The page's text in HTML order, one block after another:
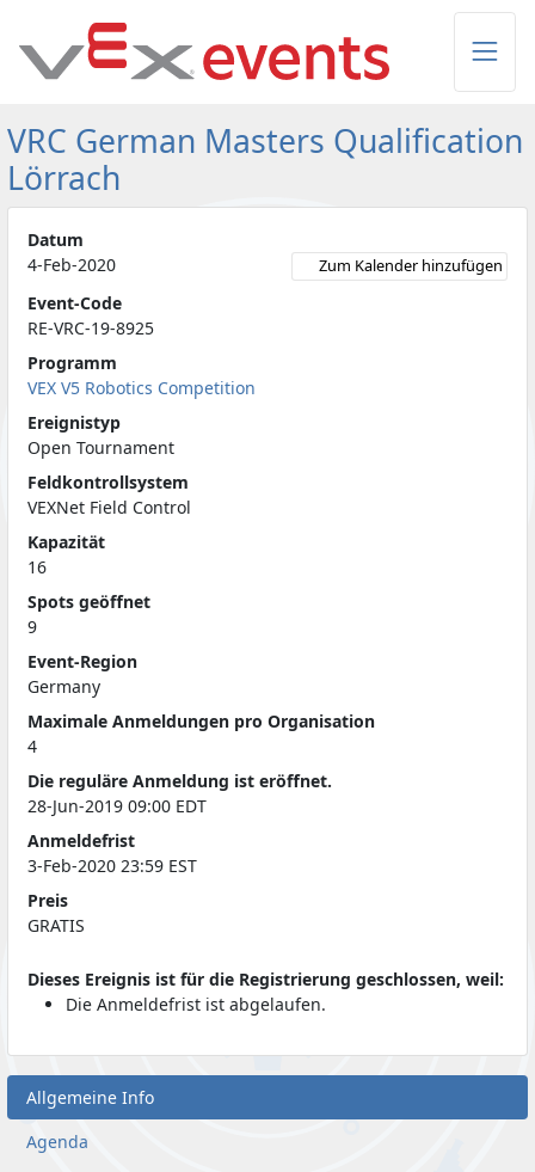
VRC German Masters Qualification
Lörrach
Datum
4-Feb-2020
Zum Kalender hinzufügen
Event-Code
RE-VRC-19-8925
Programm
VEX V5 Robotics Competition
Ereignistyp
Open Tournament
Feldkontrollsystem
VEXNet Field Control
Kapazität
16
Spots geöffnet
9
Event-Region
Germany
Maximale Anmeldungen pro Organisation
4
Die reguläre Anmeldung ist eröffnet.
28-Jun-2019 09:00 EDT
Anmeldefrist
3-Feb-2020 23:59 EST
Preis
GRATIS
Dieses Ereignis ist für die Registrierung geschlossen, weil:
Die Anmeldefrist ist abgelaufen.
Allgemeine Info
Agenda